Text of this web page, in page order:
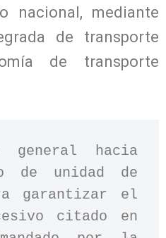
nacional, mediante
de transporte
de transporte
hacia
de unidad de
garantizar el
citado en